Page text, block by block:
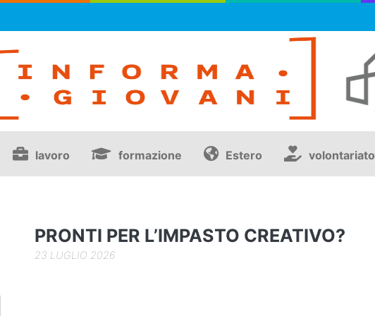
lavoro formazione Estero volontariato
NEWS
PRONTI PER L’IMPASTO CREATIVO?
23 LUGLIO 2026